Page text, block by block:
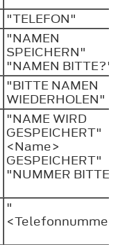
"TELEFON"
"NAMEN
SPEICHERN"
"NAMEN BITTE?"
"BITTE NAMEN
WIEDERHOLEN"
"NAME WIRD
GESPEICHERT" "
<Name>
GESPEICHERT"
"NUMMER
"